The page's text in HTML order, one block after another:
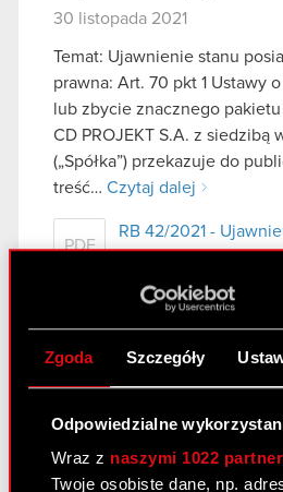
Zgoda Szczegóły
Odpowiedzialne
Wraz z naszymi 1022
Twoje osobiste dane, np.
30 listopada 2021
Temat: Ujawnienie stanu
prawna: Art. 70 pkt 1 Ustawy
lub zbycie znacznego
CD PROJEKT S.A. z siedzibą
(„Spółka”) przekazuje do
treść… Czytaj dalej
PDF
RB 42/2021 -
posiadania (ESPI)
Notification
PDF Zawiadomienie
Raport bieżący 41/